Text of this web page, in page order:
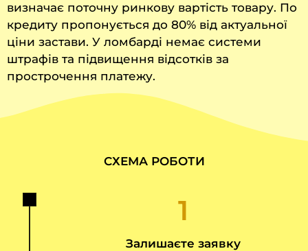
визначає поточну ринкову вартість товару. По
кредиту пропонується до 80% від актуальної
ціни застави. У ломбарді немає системи
штрафів та підвищення відсотків за
прострочення платежу.
СХЕМА РОБОТИ
1
Залишаєте заявку